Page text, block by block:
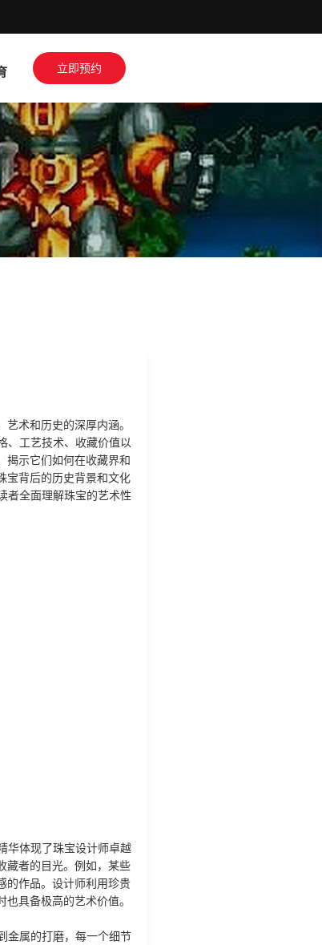
立即预约
术和历史的深厚内涵。
、工艺技术、收藏价值以
揭示它们如何在收藏界和
宝背后的历史背景和文化
者全面理解珠宝的艺术性
华体现了珠宝设计师卓越
藏者的目光。例如，某些
的作品。设计师利用珍贵
具备极高的艺术价值。
金属的打磨，每一个细节